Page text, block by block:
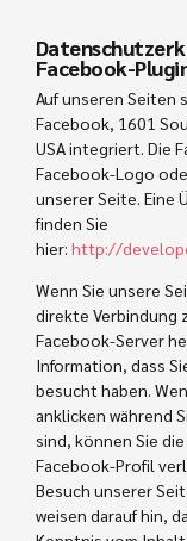
Facebook-
Auf unseren Seiten
Facebook, 1601
USA integriert. Die
Facebook-Logo
unserer Seite. Eine
finden Sie
hier: http://
Wenn Sie unsere
direkte Verbindung
Facebook-Server
Information, dass
besucht haben.
anklicken während
sind, können Sie
Facebook-Profil
Besuch unserer
weisen darauf hin,